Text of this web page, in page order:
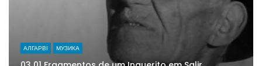
АЛГАРВІ МУЗИКА